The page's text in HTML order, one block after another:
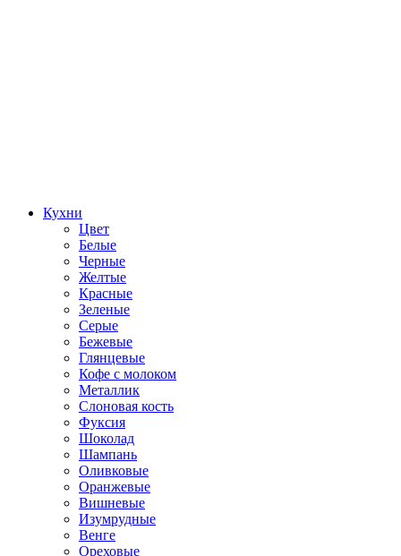
Кухни
Цвет
Белые
Черные
Желтые
Красные
Зеленые
Серые
Бежевые
Глянцевые
Кофе с молоком
Металлик
Слоновая кость
Фуксия
Шоколад
Шампань
Оливковые
Оранжевые
Вишневые
Изумрудные
Венге
Ореховые